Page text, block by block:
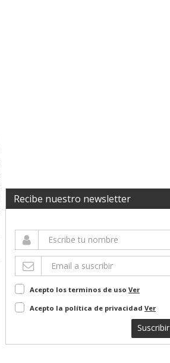
Recibe nuestro newsletter
Acepto los terminos de uso Ver
Acepto la política de privacidad Ver
Suscribir